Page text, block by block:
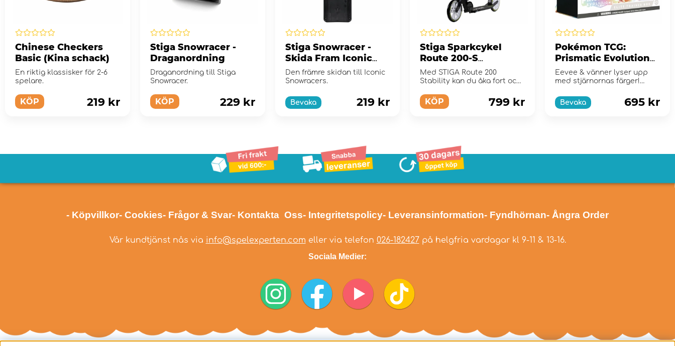
Chinese Checkers
Basic (Kina schack)
En riktig klassisker för 2-6
spelare.
KÖP 219 kr
Stiga Snowracer -
Draganordning
Draganordning till Stiga
Snowracer.
KÖP 229 kr
Stiga Snowracer -
Skida Fram Iconic
Svart
Den främre skidan till Iconic
Snowracers.
Bevaka 219 kr
Stiga Sparkcykel
Route 200-S
Svart/Lime
Med STIGA Route 200
Stability kan du åka fort och
KÖP 799 kr
Pokémon TCG:
Prismatic Evolutions
Elite Trainer Box
Eevee & vänner lyser upp
med stjärnornas färger!
Bevaka
695 kr
- Köpvillkor- Cookies- Frågor & Svar- Kontakta Oss- Integritetspolicy- Leveransinformation- Fyndhörnan- Ångra Order
Vår kundtjänst nås via info@spelexperten.com eller via telefon 026-182427på helgfria vardagar kl 9-11 & 13-16.
Sociala Medier: